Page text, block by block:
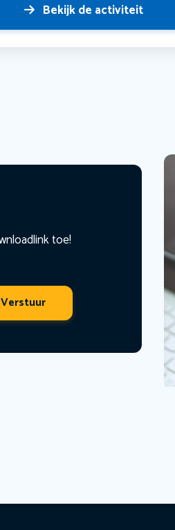
Bekijk de activiteit
toe!
Verstuur